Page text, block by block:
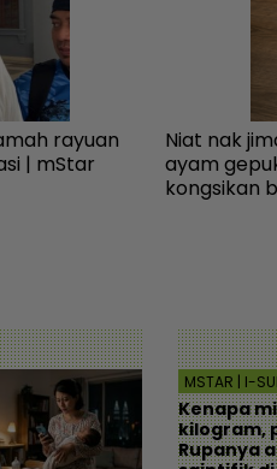
rayuan
| mStar
Niat nak
ayam
kongsikan
MSTAR | I-
Kenapa
kilogram,
Rupanya